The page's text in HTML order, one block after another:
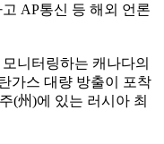
AP통신 등 해외 언론
니터링하는 캐나다의
가스 대량 방출이 포착
(州)에 있는 러시아 최